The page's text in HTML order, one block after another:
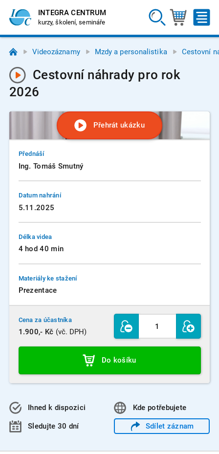
INTEGRA CENTRUM
kurzy, školení, semináře
Videozáznamy Mzdy a personalistika Cestovní
Cestovní náhrady pro rok
2026
Přehrát ukázku
Přednáší
Ing. Tomáš Smutný
Datum nahrání
5.11.2025
Délka videa
4 hod 40 min
Materiály ke stažení
Prezentace
Cena za účastníka
1.900,- Kč (vč. DPH)
Do košíku
Ihned k dispozici
Sledujte 30 dní
Kde potřebujete
Sdílet záznam